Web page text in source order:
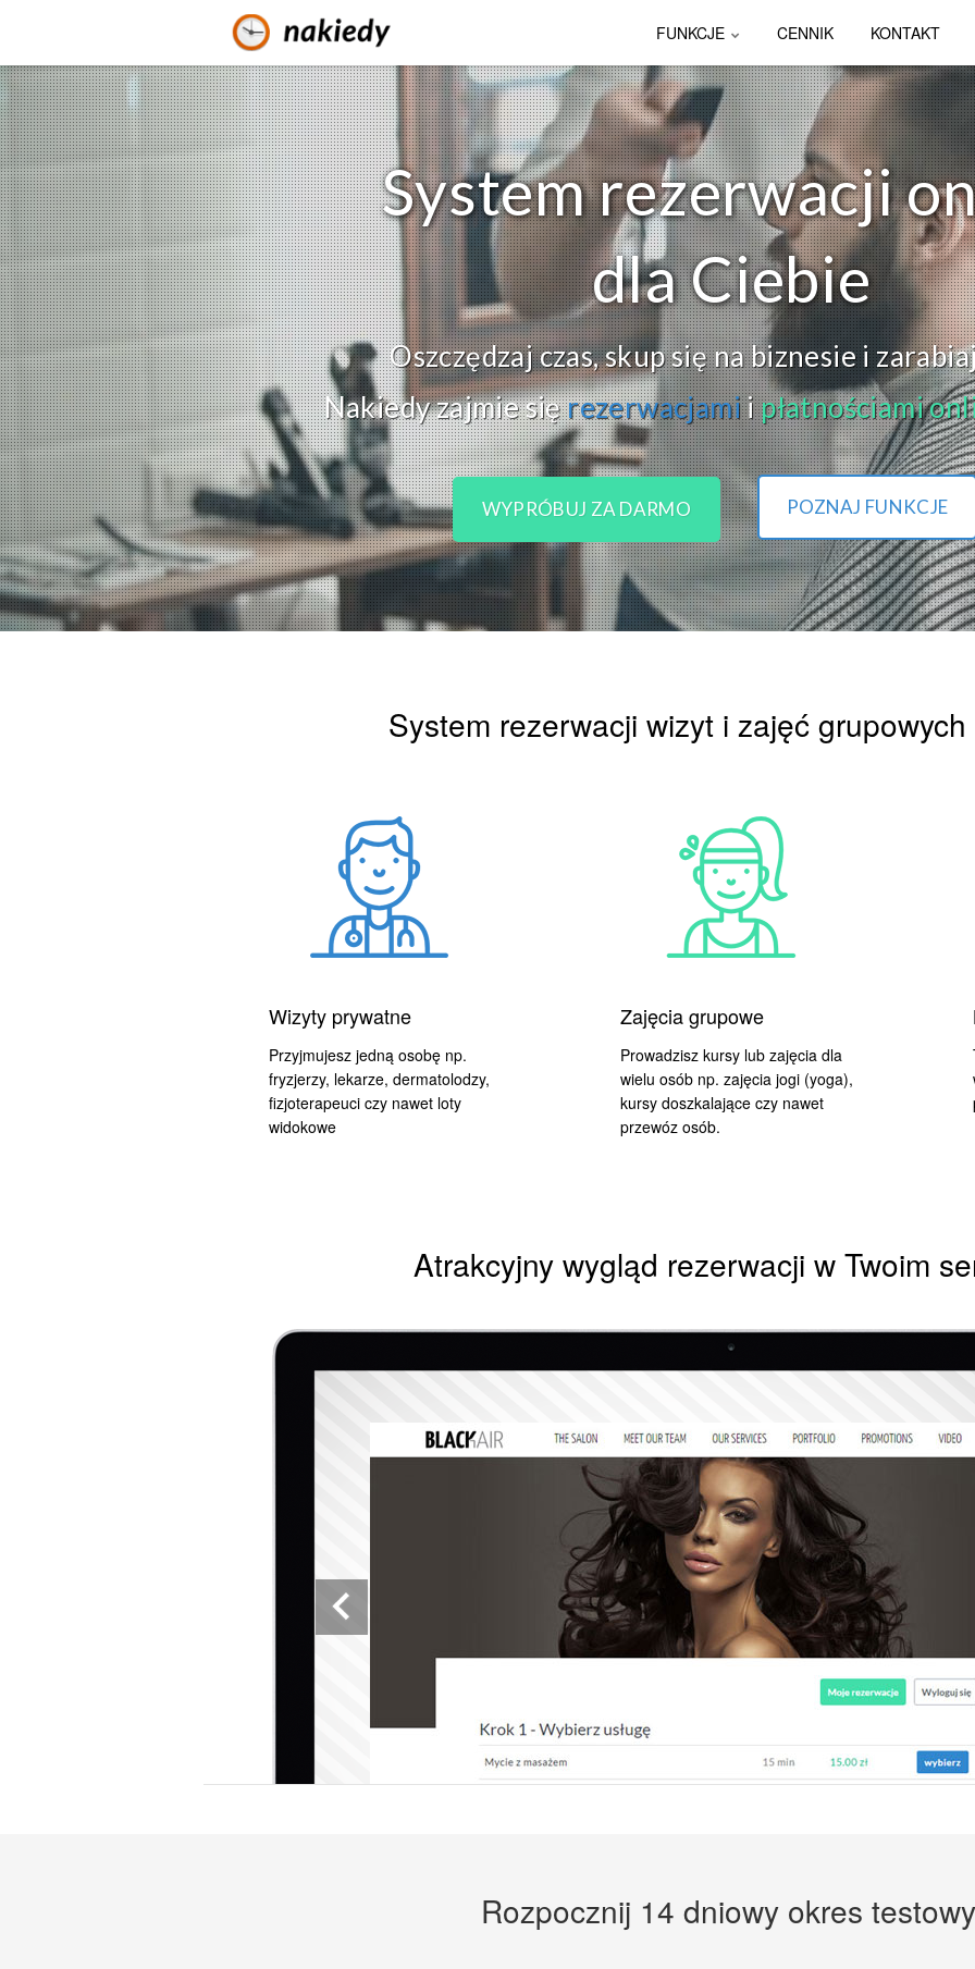
FUNKCJE CENNIK KONTAKT
System rezerwacji
dla Ciebie
Oszczędzaj czas, skup się na biznesie i
Nakiedy zajmie sięrezerwacjamiipłatnościami
WYPRÓBUJ ZA DARMO POZNAJ FUNKCJE
System rezerwacji wizyt i zajęć
Wizyty prywatne
Przyjmujesz jedną osobę np.
fryzjerzy, lekarze, dermatolodzy,
fizjoterapeuci czy nawet loty
widokowe
Zajęcia grupowe
Prowadzisz kursy lub zajęcia dla
wielu osób np. zajęcia jogi (yoga),
kursy doszkalające czy nawet
przewóz osób.
Atrakcyjny wygląd rezerwacji w Twoim
Rozpocznij 14 dniowy okres